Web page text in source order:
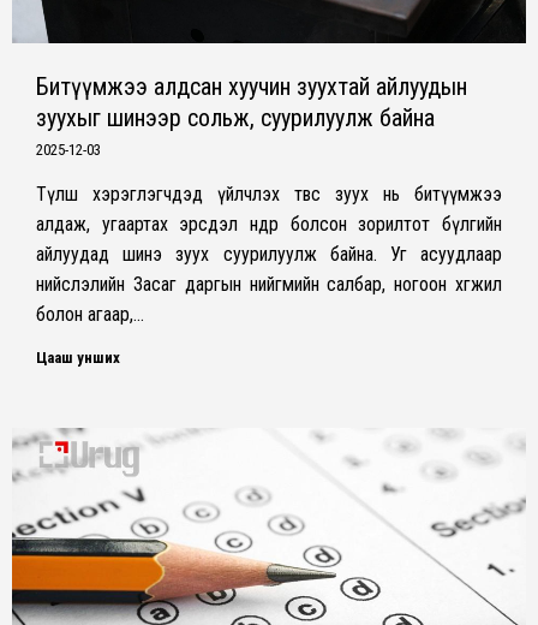
Битүүмжээ алдсан хуучин зуухтай айлуудын
зуухыг шинээр сольж, суурилуулж байна
2025-12-03
Түлш хэрэглэгчдэд үйлчлэх төвөөс зуух нь битүүмжээ
алдаж, угаартах эрсдэл өндөр болсон зорилтот бүлгийн
айлуудад шинэ зуух суурилуулж байна. Уг асуудлаар
нийслэлийн Засаг даргын нийгмийн салбар, ногоон хөгжил
болон агаар,…
Цааш унших